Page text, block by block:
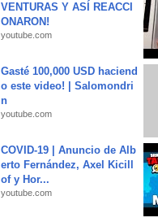
VENTURAS Y ASÍ REACCI
ONARON!
youtube.com
Gasté 100,000 USD haciend
o este video! | Salomondri
n
youtube.com
COVID-19 | Anuncio de Alb
erto Fernández, Axel Kicill
of y Hor...
youtube.com